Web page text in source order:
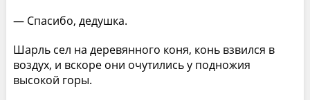
— Спасибо, дедушка.
Шарль сел на деревянного коня, конь взвился в
воздух, и вскоре они очутились у подножия
высокой горы.